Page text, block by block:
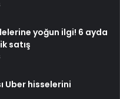
yoğun ilgi! 6 ayda
satış
Uber hisselerini